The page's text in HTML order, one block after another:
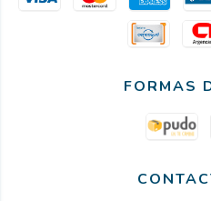
FORMAS